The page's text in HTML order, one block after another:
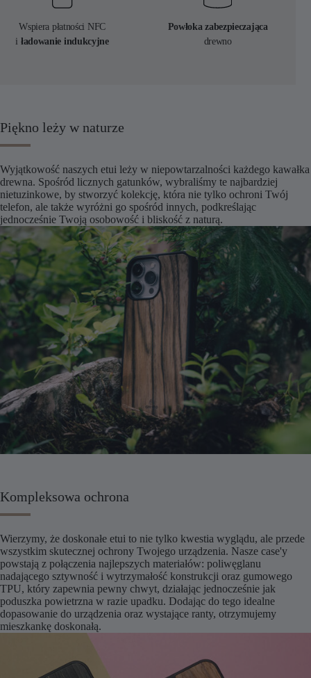
Wspiera płatności NFC
i ładowanie indukcyjne
Powłoka zabezpieczająca
drewno
Piękno leży w naturze
Wyjątkowość naszych etui leży w niepowtarzalności każdego kawałka
drewna. Spośród licznych gatunków, wybraliśmy te najbardziej
nietuzinkowe, by stworzyć kolekcję, która nie tylko ochroni Twój
telefon, ale także wyróżni go spośród innych, podkreślając
jednocześnie Twoją osobowość i bliskość z naturą.
Kompleksowa ochrona
Wierzymy, że doskonałe etui to nie tylko kwestia wyglądu, ale przede
wszystkim skutecznej ochrony Twojego urządzenia. Nasze case'y
powstają z połączenia najlepszych materiałów: poliwęglanu
nadającego sztywność i wytrzymałość konstrukcji oraz gumowego
TPU, który zapewnia pewny chwyt, działając jednocześnie jak
poduszka powietrzna w razie upadku. Dodając do tego idealne
dopasowanie do urządzenia oraz wystające ranty, otrzymujemy
mieszkankę doskonałą.